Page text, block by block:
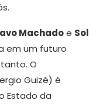
Machadoe Sol
em um futuro
O
Guizé) é
Estado da